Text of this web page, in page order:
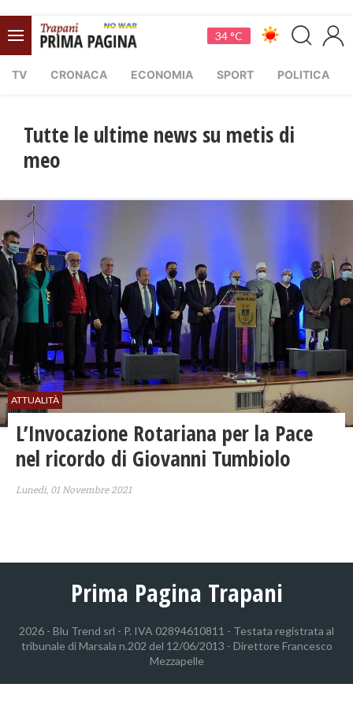
34 °C
TV CRONACA ECONOMIA SPORT POLITICA
Tutte le ultime news su metis di
meo
ATTUALITÀ
L’Invocazione Rotariana per la Pace
nel ricordo di Giovanni Tumbiolo
Lunedì, 01 Novembre 2021
Prima Pagina Trapani
2026 - Blu Trend srl - P. IVA 02894610811 - Testata registrata al
tribunale di Marsala n.202 del 12/06/2013 - Direttore Francesco
Mezzapelle